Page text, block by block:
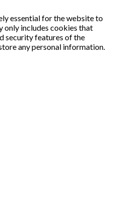
essential for the website to
only includes cookies that
security features of the
any personal information.